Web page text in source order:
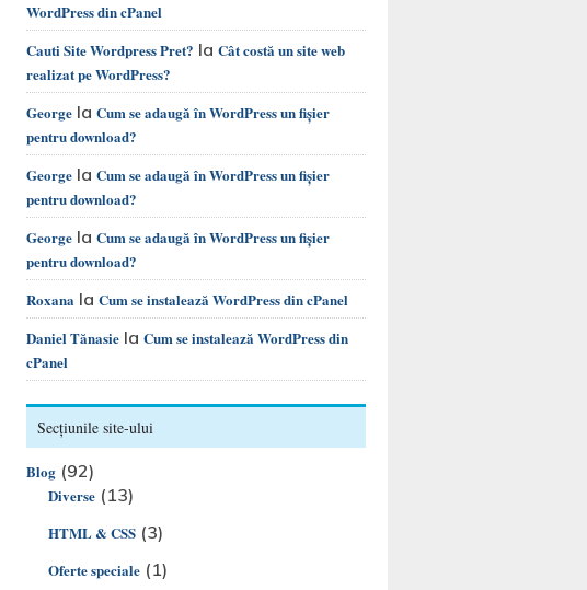
WordPress din cPanel
Cauti Site Wordpress Pret? la Cât costă un site web
realizat pe WordPress?
George la Cum se adaugă în WordPress un fișier
pentru download?
George la Cum se adaugă în WordPress un fișier
pentru download?
George la Cum se adaugă în WordPress un fișier
pentru download?
Roxana la Cum se instalează WordPress din cPanel
Daniel Tănasie la Cum se instalează WordPress din
cPanel
Secțiunile site-ului
Blog (92)
Diverse (13)
HTML & CSS (3)
Oferte speciale (1)